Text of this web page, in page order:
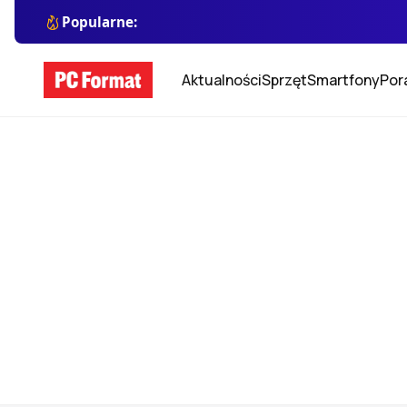
Popularne:
AktualnościSprzętSmartfony